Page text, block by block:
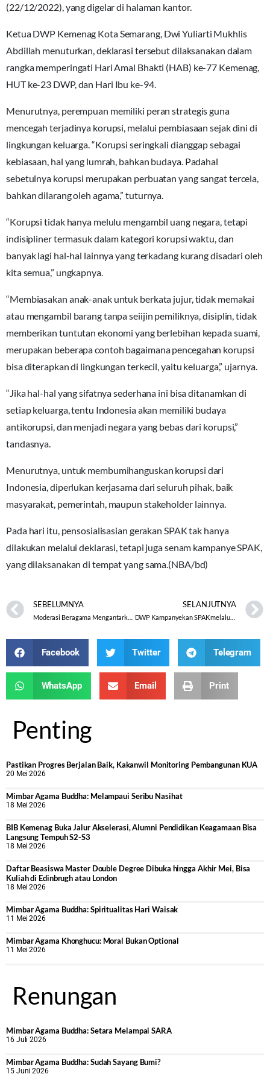
(22/12/2022), yang digelar di halaman kantor.
Ketua DWP Kemenag Kota Semarang, Dwi Yuliarti Mukhlis
Abdillah menuturkan, deklarasi tersebut dilaksanakan dalam
rangka memperingati Hari Amal Bhakti (HAB) ke-77 Kemenag,
HUT ke-23 DWP, dan Hari Ibu ke-94.
Menurutnya, perempuan memiliki peran strategis guna
mencegah terjadinya korupsi, melalui pembiasaan sejak dini di
lingkungan keluarga. “Korupsi seringkali dianggap sebagai
kebiasaan, hal yang lumrah, bahkan budaya. Padahal
sebetulnya korupsi merupakan perbuatan yang sangat tercela,
bahkan dilarang oleh agama,” tuturnya.
“Korupsi tidak hanya melulu mengambil uang negara, tetapi
indisipliner termasuk dalam kategori korupsi waktu, dan
banyak lagi hal-hal lainnya yang terkadang kurang disadari oleh
kita semua,” ungkapnya.
“Membiasakan anak-anak untuk berkata jujur, tidak memakai
atau mengambil barang tanpa seiijin pemiliknya, disiplin, tidak
memberikan tuntutan ekonomi yang berlebihan kepada suami,
merupakan beberapa contoh bagaimana pencegahan korupsi
bisa diterapkan di lingkungan terkecil, yaitu keluarga,” ujarnya.
“Jika hal-hal yang sifatnya sederhana ini bisa ditanamkan di
setiap keluarga, tentu Indonesia akan memiliki budaya
antikorupsi, dan menjadi negara yang bebas dari korupsi,”
tandasnya.
Menurutnya, untuk membumihanguskan korupsi dari
Indonesia, diperlukan kerjasama dari seluruh pihak, baik
masyarakat, pemerintah, maupun stakeholder lainnya.
Pada hari itu, pensosialisasian gerakan SPAK tak hanya
dilakukan melalui deklarasi, tetapi juga senam kampanye SPAK,
yang dilaksanakan di tempat yang sama.(NBA/bd)
SEBELUMNYA SELANJUTNYA
DWP Kampanyekan SPAK melalui Senam
Facebook Twitter Telegram
WhatsApp Email Print
Penting
Pastikan Progres Berjalan Baik, Kakanwil Monitoring Pembangunan KUA
20 Mei 2026
Mimbar Agama Buddha: Melampaui Seribu Nasihat
18 Mei 2026
BIB Kemenag Buka Jalur Akselerasi, Alumni Pendidikan Keagamaan Bisa
Langsung Tempuh S2-S3
18 Mei 2026
Daftar Beasiswa Master Double Degree Dibuka hingga Akhir Mei, Bisa
Kuliah di Edinbrugh atau London
18 Mei 2026
Mimbar Agama Buddha: Spiritualitas Hari Waisak
11 Mei 2026
Mimbar Agama Khonghucu: Moral Bukan Optional
11 Mei 2026
Renungan
Mimbar Agama Buddha: Setara Melampai SARA
16 Juli 2026
Mimbar Agama Buddha: Sudah Sayang Bumi?
15 Juni 2026